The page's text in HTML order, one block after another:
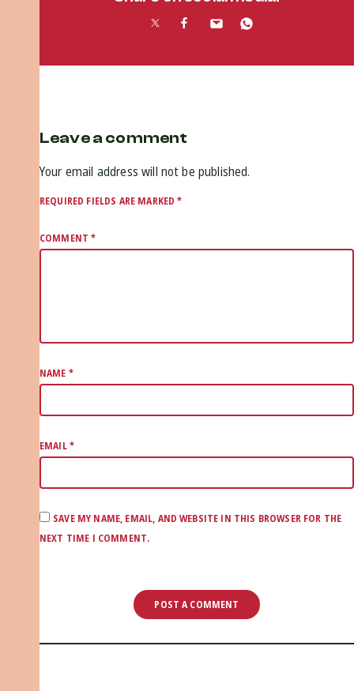
Leave a comment
Your email address will not be published.
REQUIRED FIELDS ARE MARKED*
COMMENT*
NAME *
EMAIL*
SAVE MY NAME, EMAIL, AND WEBSITE IN THIS BROWSER FOR THE
NEXT TIME I COMMENT.